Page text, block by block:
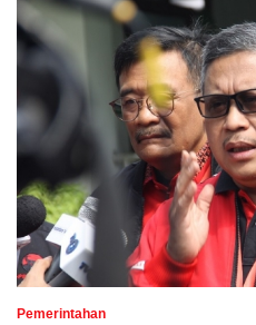
Pemerintahan